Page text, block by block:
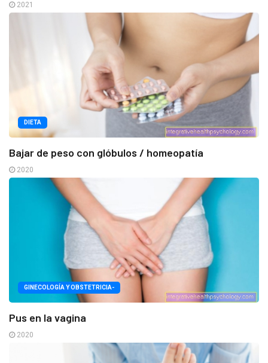
2021
DIETA
Bajar de peso con glóbulos / homeopatía
2020
GINECOLOGÍA Y OBSTETRICIA-
Pus en la vagina
2020